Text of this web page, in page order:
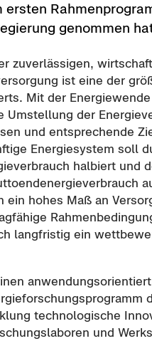
ers­ten
ge­nom­men
zu­ver­läs­si­gen,
ist eine der
Mit der
Um­stel­lung der
und ent­spre­chen­de
En­er­gie­sys­tem soll
hal­biert und
ein hohes Maß an
lang­fris­tig ein
tech­no­lo­gi­sche
und